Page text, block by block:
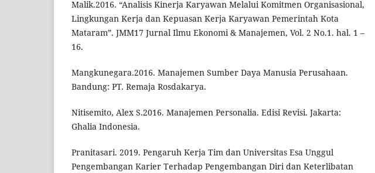
Malik.2016. “Analisis Kinerja Karyawan Melalui Komitmen Organisasional,
Lingkungan Kerja dan Kepuasan Kerja Karyawan Pemerintah Kota
Mataram”. JMM17 Jurnal Ilmu Ekonomi & Manajemen, Vol. 2 No.1. hal. 1 –
16.
Mangkunegara.2016. Manajemen Sumber Daya Manusia Perusahaan.
Bandung: PT. Remaja Rosdakarya.
Nitisemito, Alex S.2016. Manajemen Personalia. Edisi Revisi. Jakarta:
Ghalia Indonesia.
Pranitasari. 2019. Pengaruh Kerja Tim dan Universitas Esa Unggul
Pengembangan Karier Terhadap Pengembangan Diri dan Keterlibatan